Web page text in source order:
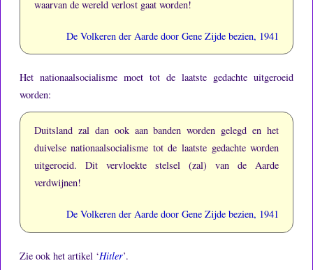
waarvan de wereld verlost gaat worden!
De Volkeren der Aarde door Gene Zijde bezien, 1941
Het nationaalsocialisme moet tot de laatste gedachte uitgeroeid
worden:
Duitsland zal dan ook aan banden worden gelegd en het
duivelse nationaalsocialisme tot de laatste gedachte worden
uitgeroeid. Dit vervloekte stelsel (zal) van de Aarde
verdwijnen!
De Volkeren der Aarde door Gene Zijde bezien, 1941
Zie ook het artikel ‘Hitler’.